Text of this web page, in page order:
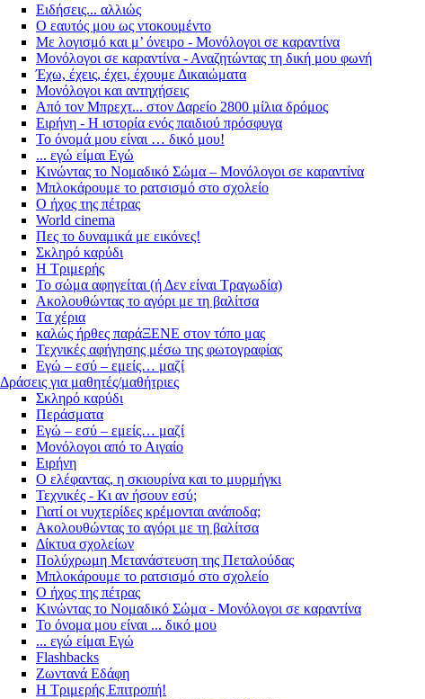
Ειδήσεις... αλλιώς
Ο εαυτός μου ως ντοκουμέντο
Με λογισμό και μ’ όνειρο - Μονόλογοι σε καραντίνα
Μονόλογοι σε καραντίνα - Αναζητώντας τη δική μου φωνή
Έχω, έχεις, έχει, έχουμε Δικαιώματα
Μονόλογοι και αντηχήσεις
Από τον Μπρεχτ... στον Δαρείο 2800 μίλια δρόμος
Ειρήνη - Η ιστορία ενός παιδιού πρόσφυγα
Το όνομά μου είναι … δικό μου!
... εγώ είμαι Εγώ
Κινώντας το Νομαδικό Σώμα – Μονόλογοι σε καραντίνα
Μπλοκάρουμε το ρατσισμό στο σχολείο
Ο ήχος της πέτρας
World cinema
Πες το δυναμικά με εικόνες!
Σκληρό καρύδι
Η Τριμερής
Το σώμα αφηγείται (ή Δεν είναι Τραγωδία)
Ακολουθώντας το αγόρι με τη βαλίτσα
Τα χέρια
καλώς ήρθες παράΞΕΝΕ στον τόπο μας
Τεχνικές αφήγησης μέσω της φωτογραφίας
Εγώ – εσύ – εμείς… μαζί
Δράσεις για μαθητές/μαθήτριες
Σκληρό καρύδι
Περάσματα
Εγώ – εσύ – εμείς… μαζί
Μονόλογοι από το Αιγαίο
Ειρήνη
Ο ελέφαντας, η σκιουρίνα και το μυρμήγκι
Τεχνικές - Κι αν ήσουν εσύ;
Γιατί οι νυχτερίδες κρέμονται ανάποδα;
Ακολουθώντας το αγόρι με τη βαλίτσα
Δίκτυα σχολείων
Πολύχρωμη Μετανάστευση της Πεταλούδας
Μπλοκάρουμε το ρατσισμό στο σχολείο
Ο ήχος της πέτρας
Κινώντας το Νομαδικό Σώμα - Μονόλογοι σε καραντίνα
Το όνομα μου είναι ... δικό μου
... εγώ είμαι Εγώ
Flashbacks
Ζωντανά Εδάφη
Η Τριμερής Επιτροπή!